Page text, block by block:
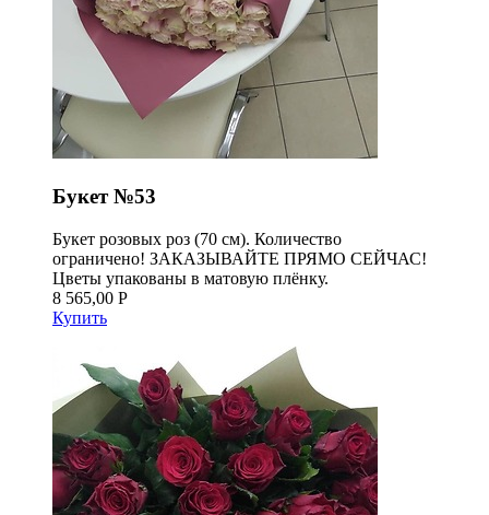
Букет №53
Букет розовых роз (70 см). Количество
ограничено! ЗАКАЗЫВАЙТЕ ПРЯМО СЕЙЧАС!
Цветы упакованы в матовую плёнку.
8 565,00 Р
Купить